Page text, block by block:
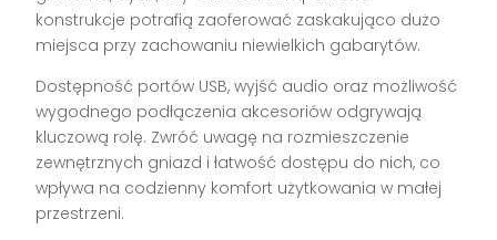
konstrukcje potrafią zaoferować zaskakująco dużo
miejsca przy zachowaniu niewielkich gabarytów.
Dostępność portów USB, wyjść audio oraz możliwość
wygodnego podłączenia akcesoriów odgrywają
kluczową rolę. Zwróć uwagę na rozmieszczenie
zewnętrznych gniazd i łatwość dostępu do nich, co
wpływa na codzienny komfort użytkowania w małej
przestrzeni.